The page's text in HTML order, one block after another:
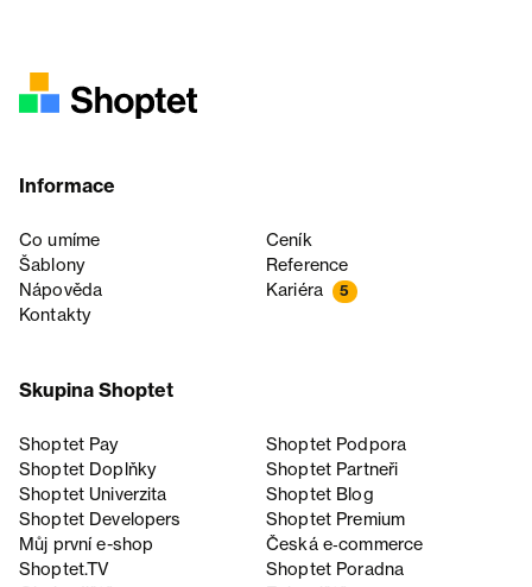
Informace
Co umíme
Ceník
Šablony
Reference
Nápověda
Kariéra 5
Kontakty
Skupina Shoptet
Shoptet Pay
Shoptet Podpora
Shoptet Doplňky
Shoptet Partneři
Shoptet Univerzita
Shoptet Blog
Shoptet Developers
Shoptet Premium
Můj první e-shop
Česká e‑commerce
Shoptet.TV
Shoptet Poradna